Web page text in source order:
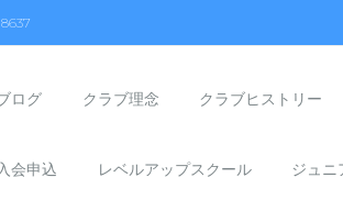
ログ クラブ理念 クラブヒストリー
会申込 レベルアップスクール ジュニ